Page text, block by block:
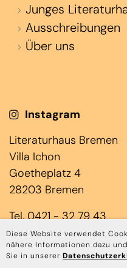
Diese Website verwendet
nähere Informationen dazu
Sie in unserer
Junges
Ausschreibungen
Über uns
Instagram
Literaturhaus Bremen
Villa Ichon
Goetheplatz 4
28203 Bremen
Tel. 0421 - 32 79 43
(Jens Laloire & Janin
Mo bis Do 10.00 –